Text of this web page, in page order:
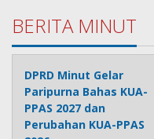
BERITA MINUT
DPRD Minut Gelar
Paripurna Bahas KUA-
PPAS 2027 dan
Perubahan KUA-PPAS